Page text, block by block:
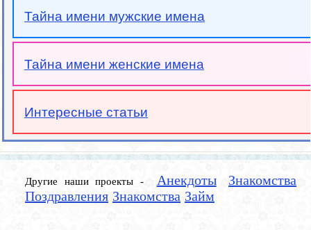
Тайна имени мужские имена
Тайна имени женские имена
Интересные статьи
Другие наши проекты - Анекдоты
Знакомства
Поздравления Знакомства Займ